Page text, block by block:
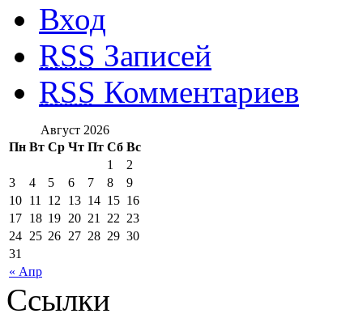
Вход
RSS Записей
RSS Комментариев
Август 2026
Пн Вт Ср Чт Пт Сб Вс
« Апр
1
2
3
4 5 6 7 8
9
10 11 12 13 14 15 16
17 18 19 20 21 22 23
24 25 26 27 28 29 30
31
Ссылки